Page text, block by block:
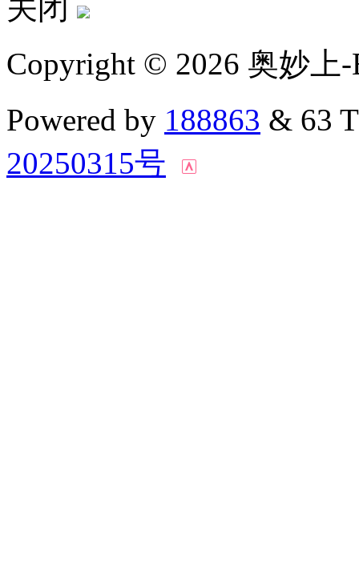
关闭
Copyright © 2026 奥妙上
Powered by 188863 & 63
20250315号